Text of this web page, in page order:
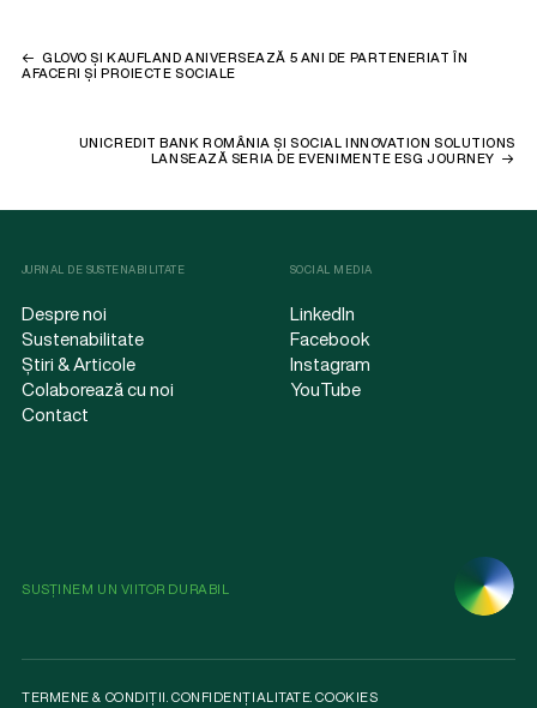
GLOVO ȘI KAUFLAND ANIVERSEAZĂ 5 ANI DE PARTENERIAT ÎN
AFACERI ȘI PROIECTE SOCIALE
UNICREDIT BANK ROMÂNIA ȘI SOCIAL INNOVATION SOLUTIONS
LANSEAZĂ SERIA DE EVENIMENTE ESG JOURNEY
JURNAL DE SUSTENABILITATE
Despre noi
Sustenabilitate
Știri & Articole
Colaborează cu noi
Contact
SOCIAL MEDIA
LinkedIn
Facebook
Instagram
YouTube
SUSȚINEM UN VIITOR DURABIL
TERMENE & CONDIȚII.CONFIDENȚIALITATE.COOKIES